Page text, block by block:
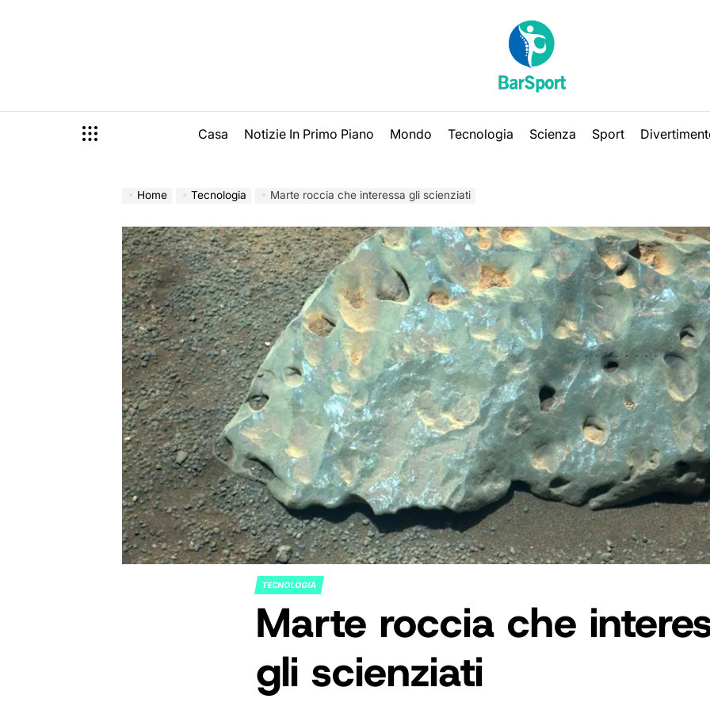
Casa Notizie In Primo Piano Mondo Tecnologia Scienza Sport
Home Tecnologia Marte roccia che interessa gli scienziati
POSTED
IN
TECNOLOGIA
Marte roccia che
gli scienziati